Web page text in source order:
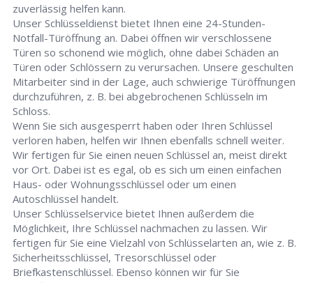
zuverlässig helfen kann.
Unser Schlüsseldienst bietet Ihnen eine 24-Stunden-
Notfall-Türöffnung an. Dabei öffnen wir verschlossene
Türen so schonend wie möglich, ohne dabei Schäden an
Türen oder Schlössern zu verursachen. Unsere geschulten
Mitarbeiter sind in der Lage, auch schwierige Türöffnungen
durchzuführen, z. B. bei abgebrochenen Schlüsseln im
Schloss.
Wenn Sie sich ausgesperrt haben oder Ihren Schlüssel
verloren haben, helfen wir Ihnen ebenfalls schnell weiter.
Wir fertigen für Sie einen neuen Schlüssel an, meist direkt
vor Ort. Dabei ist es egal, ob es sich um einen einfachen
Haus- oder Wohnungsschlüssel oder um einen
Autoschlüssel handelt.
Unser Schlüsselservice bietet Ihnen außerdem die
Möglichkeit, Ihre Schlüssel nachmachen zu lassen. Wir
fertigen für Sie eine Vielzahl von Schlüsselarten an, wie z. B.
Sicherheitsschlüssel, Tresorschlüssel oder
Briefkastenschlüssel. Ebenso können wir für Sie